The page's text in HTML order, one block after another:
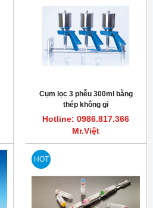
Cụm lọc 3 phễu 300ml bằng
thép không gỉ
Hotline: 0986.817.366
Mr.Việt
HOT